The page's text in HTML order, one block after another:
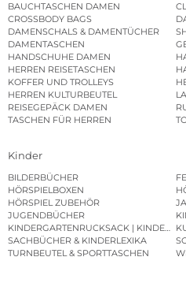
BAUCHTASCHEN DAMEN
CROSSBODY BAGS
DAMENSCHALS & DAMENTÜCHER
DAMENTASCHEN
HANDSCHUHE DAMEN
HERREN REISETASCHEN
KOFFER UND TROLLEYS
HERREN KULTURBEUTEL
REISEGEPÄCK DAMEN
TASCHEN FÜR HERREN
Kinder
BILDERBÜCHER
HÖRSPIELBOXEN
HÖRSPIEL ZUBEHÖR
JUGENDBÜCHER
KINDERGARTENRUCKSACK |
SACHBÜCHER & KINDERLEXIKA
TURNBEUTEL & SPORTTASCHEN